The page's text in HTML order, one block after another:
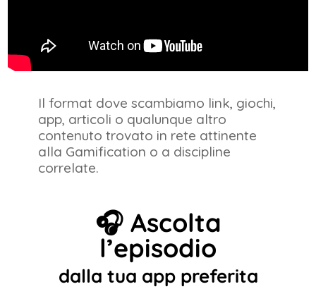
Il format dove scambiamo link, giochi,
app, articoli o qualunque altro
contenuto trovato in rete attinente
alla Gamification o a discipline
correlate.
🎧 Ascolta
l’episodio
dalla tua app preferita